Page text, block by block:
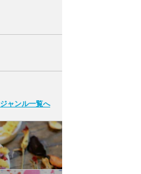
ジャンル一覧へ